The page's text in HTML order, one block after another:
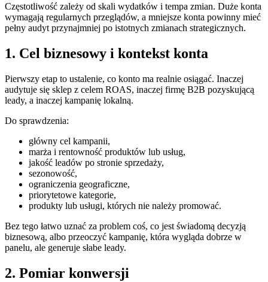
Częstotliwość zależy od skali wydatków i tempa zmian. Duże konta
wymagają regularnych przeglądów, a mniejsze konta powinny mieć
pełny audyt przynajmniej po istotnych zmianach strategicznych.
1. Cel biznesowy i kontekst konta
Pierwszy etap to ustalenie, co konto ma realnie osiągać. Inaczej
audytuje się sklep z celem ROAS, inaczej firmę B2B pozyskującą
leady, a inaczej kampanię lokalną.
Do sprawdzenia:
główny cel kampanii,
marża i rentowność produktów lub usług,
jakość leadów po stronie sprzedaży,
sezonowość,
ograniczenia geograficzne,
priorytetowe kategorie,
produkty lub usługi, których nie należy promować.
Bez tego łatwo uznać za problem coś, co jest świadomą decyzją
biznesową, albo przeoczyć kampanię, która wygląda dobrze w
panelu, ale generuje słabe leady.
2. Pomiar konwersji